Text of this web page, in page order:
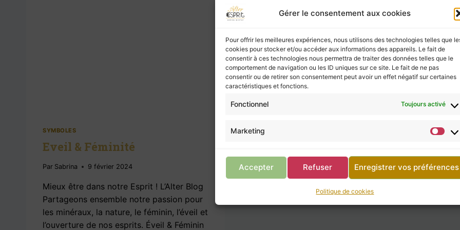
Gérer le consentement aux cookies
Pour offrir les meilleures expériences, nous utilisons des technologies telles que
cookies pour stocker et/ou accéder aux informations des appareils. Le fait de
consentir à ces technologies nous permettra de traiter des données telles que le
comportement de navigation ou les ID uniques sur ce site. Le fait de ne pas
consentir ou de retirer son consentement peut avoir un effet négatif sur certaines
caractéristiques et fonctions.
Fonctionnel Toujours activé
Marketing
Accepter Refuser Enregistrer vos préférences
Politique de cookies
SYMBOLES
Eveil & Féminité
Par Sabrina 9 février 2024
Mieux être dans notre Esprit ! L’Alter Blog
Partageons ensemble notre passion pour
les minéraux, la nature, le féminin, l’éveil et
l’ouverture de nos esprits. Éveil & Féminin